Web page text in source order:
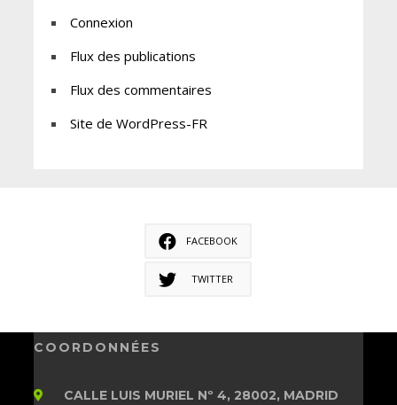
Connexion
Flux des publications
Flux des commentaires
Site de WordPress-FR
FACEBOOK
TWITTER
COORDONNÉES
CALLE LUIS MURIEL Nº 4, 28002, MADRID